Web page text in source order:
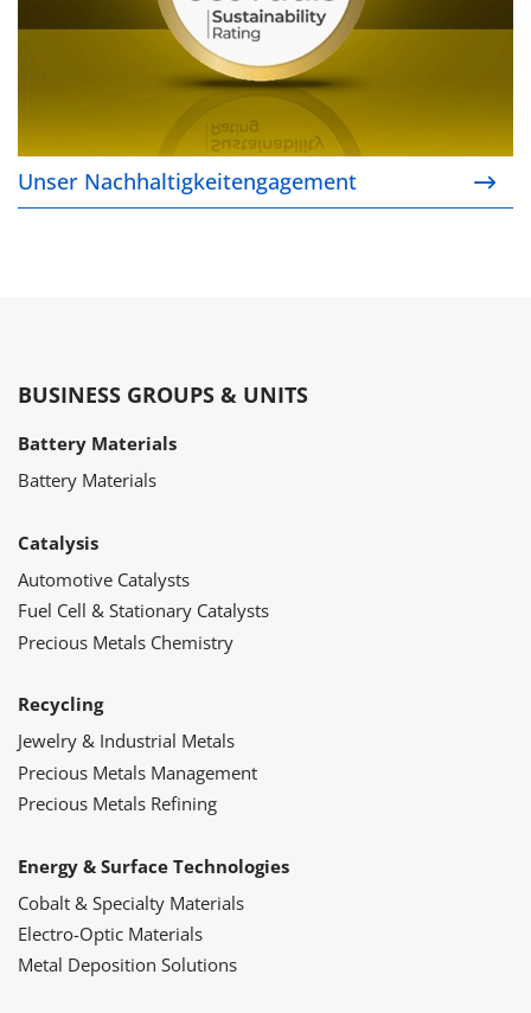
Unser Nachhaltigkeitengagement
BUSINESS GROUPS & UNITS
Battery Materials
Battery Materials
Catalysis
Automotive Catalysts
Fuel Cell & Stationary Catalysts
Precious Metals Chemistry
Recycling
Jewelry & Industrial Metals
Precious Metals Management
Precious Metals Refining
Energy & Surface Technologies
Cobalt & Specialty Materials
Electro-Optic Materials
Metal Deposition Solutions